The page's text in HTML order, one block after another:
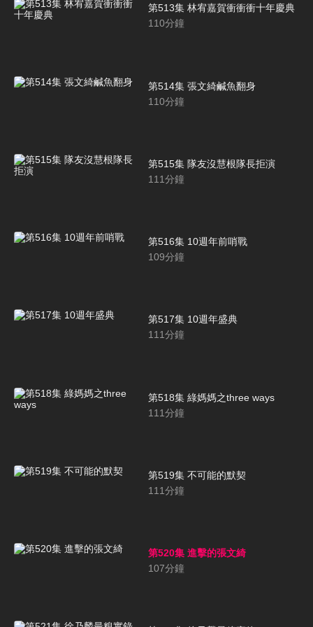
第513集 林宥嘉賀衝衝衝十年慶典
110分鐘
第514集 張文綺鹹魚翻身
110分鐘
第515集 隊友沒慧根隊長拒演
111分鐘
第516集 10週年前哨戰
109分鐘
第517集 10週年盛典
111分鐘
第518集 綠媽媽之three ways
111分鐘
第519集 不可能的默契
111分鐘
第520集 進擊的張文綺
107分鐘